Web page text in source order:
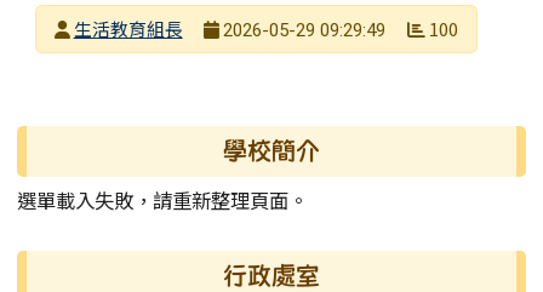
發布者生活教育組長
2026-05-29 09:29:49 100
左邊區域內容 學校簡介
選單載入失敗，請重新整理頁面。
行政處室